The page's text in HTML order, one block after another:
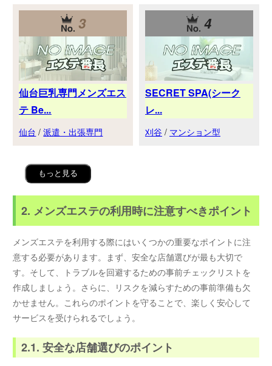
3
仙台巨乳専門メンズエス
テ Be...
仙台 /派遣・出張専門
4
SECRET SPA(シーク
レ...
刈谷 / マンション型
もっと見る
2. メンズエステの利用時に注意すべきポイント
メンズエステを利用する際にはいくつかの重要なポイントに注
意する必要があります。まず、安全な店舗選びが最も大切で
す。そして、トラブルを回避するための事前チェックリストを
作成しましょう。さらに、リスクを減らすための事前準備も欠
かせません。これらのポイントを守ることで、楽しく安心して
サービスを受けられるでしょう。
2.1. 安全な店舗選びのポイント